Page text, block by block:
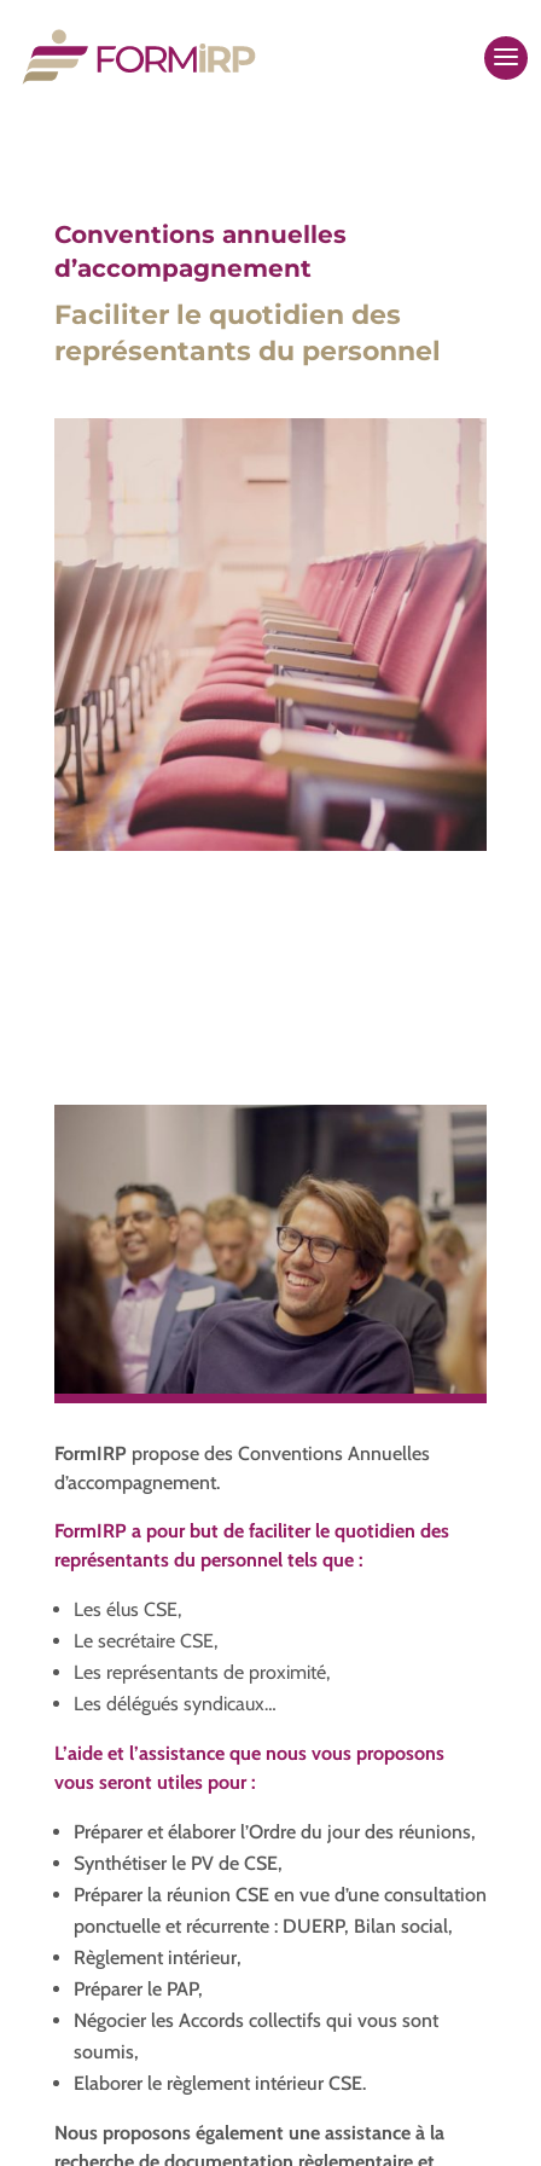
Conventions annuelles
d’accompagnement
Faciliter le quotidien des
représentants du personnel
FormIRPpropose des Conventions Annuelles
d’accompagnement.
FormIRP a pour but de faciliter le quotidien des
représentants du personnel tels que :
Les élus CSE,
Le secrétaire CSE,
Les représentants de proximité,
Les délégués syndicaux…
L’aide et l’assistance que nous vous proposons
vous seront utiles pour :
Préparer et élaborer l’Ordre du jour des réunions,
Synthétiser le PV de CSE,
Préparer la réunion CSE en vue d’une consultation
ponctuelle et récurrente : DUERP, Bilan social,
Règlement intérieur,
Préparer le PAP,
Négocier les Accords collectifs qui vous sont
soumis,
Elaborer le règlement intérieur CSE.
Nous proposons également une assistance à la